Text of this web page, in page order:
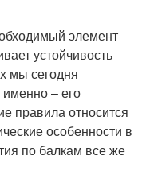
элемент
устойчивость
мы сегодня
– его
правила относится
особенности в
по балкам все же